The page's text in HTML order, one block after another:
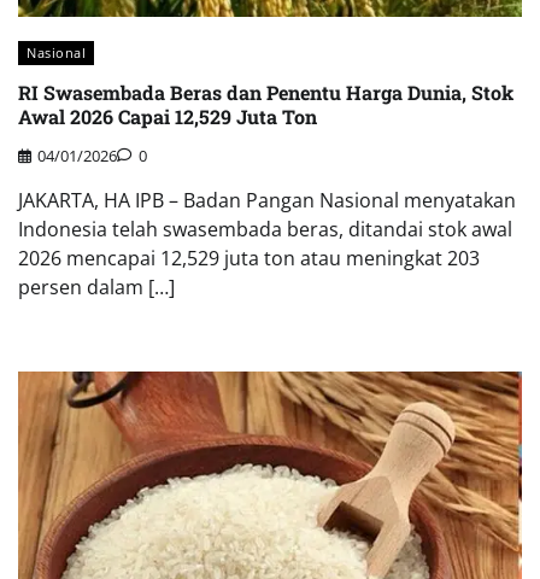
Nasional
RI Swasembada Beras dan Penentu Harga Dunia, Stok
Awal 2026 Capai 12,529 Juta Ton
04/01/2026 0
JAKARTA, HA IPB – Badan Pangan Nasional menyatakan
Indonesia telah swasembada beras, ditandai stok awal
2026 mencapai 12,529 juta ton atau meningkat 203
persen dalam […]